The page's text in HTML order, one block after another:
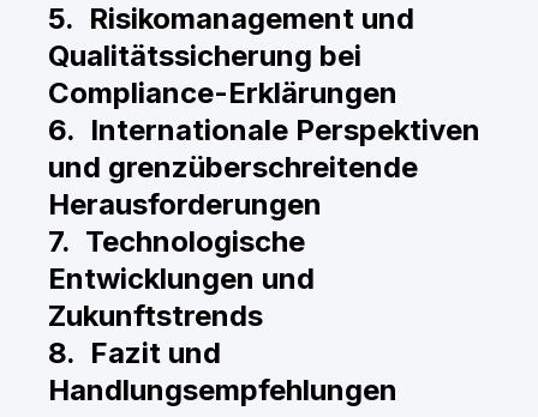
5. Risikomanagement und
Qualitätssicherung bei
Compliance-Erklärungen
6. Internationale Perspektiven
und grenzüberschreitende
Herausforderungen
7. Technologische
Entwicklungen und
Zukunftstrends
8. Fazit und
Handlungsempfehlungen